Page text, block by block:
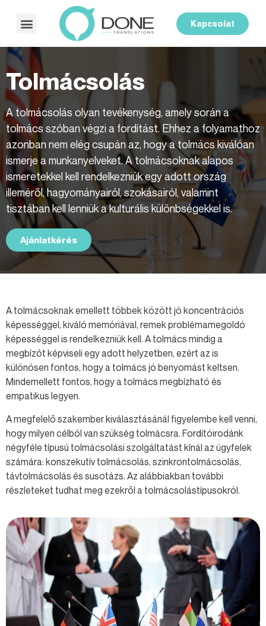
Kapcsolat
Tolmácsolás
A tolmácsolás olyan tevékenység, amely során a
tolmács szóban végzi a fordítást. Ehhez a folyamathoz
azonban nem elég csupán az, hogy a tolmács kiválóan
ismerje a munkanyelveket. A tolmácsoknak alapos
ismeretekkel kell rendelkezniük egy adott ország
illeméről, hagyományairól, szokásairól, valamint
tisztában kell lenniük a kulturális különbségekkel is.
Ajánlatkérés
A tolmácsoknak emellett többek között jó koncentrációs
képességgel, kiváló memóriával, remek problémamegoldó
képességgel is rendelkezniük kell. A tolmács mindig a
megbízót képviseli egy adott helyzetben, ezért az is
különösen fontos, hogy a tolmács jó benyomást keltsen.
Mindemellett fontos, hogy a tolmács megbízható és
empatikus legyen.
A megfelelő szakember kiválasztásánál figyelembe kell venni,
hogy milyen célból van szükség tolmácsra. Fordítóirodánk
négyféle típusú tolmácsolási szolgáltatást kínál az ügyfelek
számára: konszekutív tolmácsolás, szinkrontolmácsolás,
távtolmácsolás és susotázs. Az alábbiakban további
részleteket tudhat meg ezekről a tolmácsolástípusokról.